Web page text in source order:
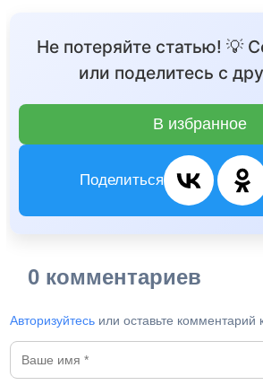
Не потеряйте статью! 💡
или поделитесь с
В избранное
Поделиться
0 комментариев
Авторизуйтесь или оставьте комментарий